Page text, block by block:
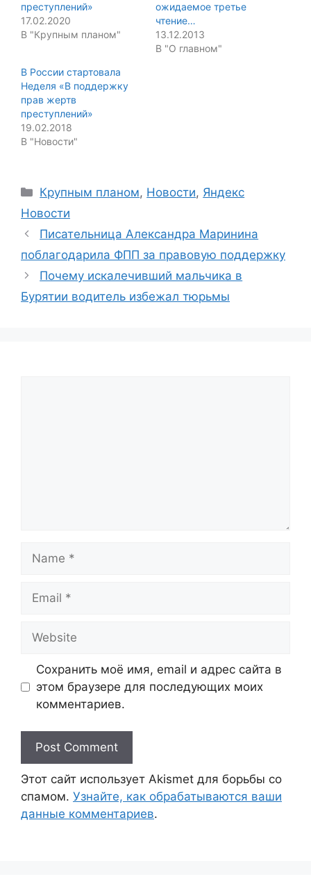
преступлений»
17.02.2020
В "Крупным планом"
ожидаемое третье
чтение…
13.12.2013
В "О главном"
В России стартовала
Неделя «В поддержку
прав жертв
преступлений»
19.02.2018
В "Новости"
Categories
Крупным планом, Новости, Яндекс
Новости
Писательница Александра Маринина
поблагодарила ФПП за правовую поддержку
Почему искалечивший мальчика в
Бурятии водитель избежал тюрьмы
Name
Email
Website
Сохранить моё имя, email и адрес сайта в
этом браузере для последующих моих
комментариев.
Этот сайт использует Akismet для борьбы со
спамом. Узнайте, как обрабатываются ваши
данные комментариев.